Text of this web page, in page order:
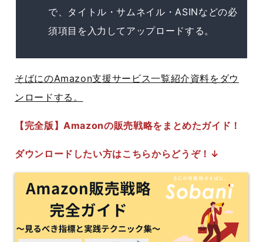
で、タイトル・サムネイル・ASINなどの必
須項目を入力してアップロードする。
そばにのAmazon支援サービス一覧紹介資料をダウ
ンロードする。
【完全版】Amazonの販売戦略をまとめたガイド！
ダウンロードしたい方はこちらからどうぞ！↓